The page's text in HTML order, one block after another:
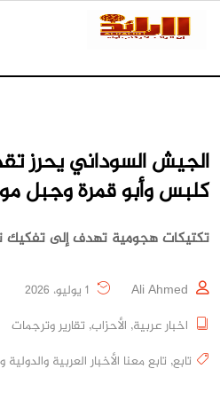
الجيش السوداني يحرز
كلبس وأبو قمرة وجبل
تكتيكات هجومية تهدف إلى تفكيك
Ali Ahmed
اخبار عربية, الأحزاب, تقارير وترجمات
تابع, تابع معنا الأخبار العربية والدولية